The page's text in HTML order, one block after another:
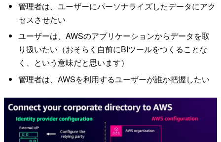
管理者は、ユーザーにパーソナライズしたデータにアク
セスさせたい
ユーザーは、AWSのアプリケーションからデータを取
り扱いたい（おそらく自前にBIツールをつくることな
く、という意味だと思います）
管理者は、AWSを利用するユーザーが誰か把握したい